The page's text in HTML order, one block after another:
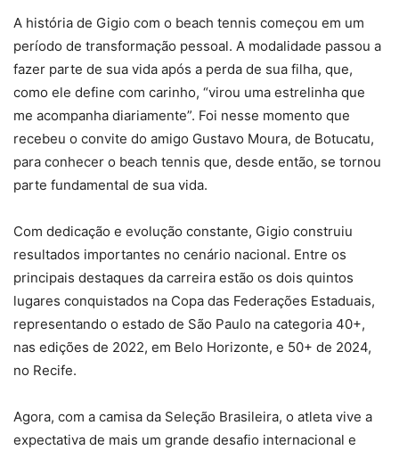
A história de Gigio com o beach tennis começou em um
período de transformação pessoal. A modalidade passou a
fazer parte de sua vida após a perda de sua filha, que,
como ele define com carinho, “virou uma estrelinha que
me acompanha diariamente”. Foi nesse momento que
recebeu o convite do amigo Gustavo Moura, de Botucatu,
para conhecer o beach tennis que, desde então, se tornou
parte fundamental de sua vida.
Com dedicação e evolução constante, Gigio construiu
resultados importantes no cenário nacional. Entre os
principais destaques da carreira estão os dois quintos
lugares conquistados na Copa das Federações Estaduais,
representando o estado de São Paulo na categoria 40+,
nas edições de 2022, em Belo Horizonte, e 50+ de 2024,
no Recife.
Agora, com a camisa da Seleção Brasileira, o atleta vive a
expectativa de mais um grande desafio internacional e